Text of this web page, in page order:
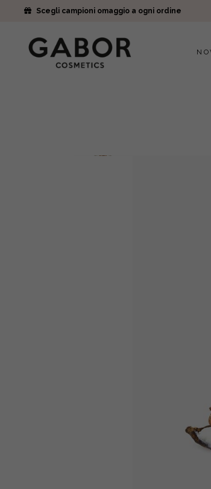
Scegli campioni omaggio a ogni ordine